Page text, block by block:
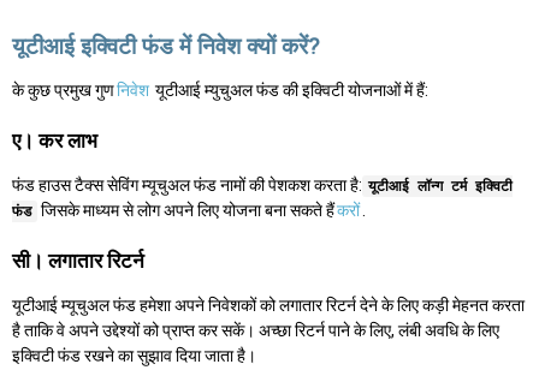
यूटीआई इक्विटी फंड में निवेश क्यों करें?
के कुछ प्रमुख गुणनिवेश यूटीआई म्युचुअल फंड की इक्विटी योजनाओं में हैं:
ए। कर लाभ
फंड हाउस टैक्स सेविंग म्यूचुअल फंड नामों की पेशकश करता है: यूटीआई लॉन्ग टर्म इक्विटी
फंड जिसके माध्यम से लोग अपने लिए योजना बना सकते हैंकरों
सी। लगातार रिटर्न
यूटीआई म्यूचुअल फंड हमेशा अपने निवेशकों को लगातार रिटर्न देने के लिए कड़ी मेहनत करता
है ताकि वे अपने उद्देश्यों को प्राप्त कर सकें। अच्छा रिटर्न पाने के लिए, लंबी अवधि के लिए
इक्विटी फंड रखने का सुझाव दिया जाता है।